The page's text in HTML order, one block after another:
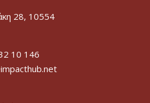
28, 10554
10 146